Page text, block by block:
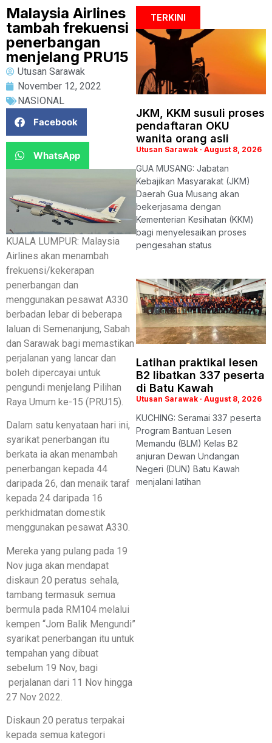
Malaysia Airlines
tambah frekuensi
penerbangan
menjelang PRU15
Utusan Sarawak
November 12, 2022
NASIONAL
Facebook
WhatsApp
KUALA LUMPUR: Malaysia
Airlines akan menambah
frekuensi/kekerapan
penerbangan dan
menggunakan pesawat A330
berbadan lebar di beberapa
laluan di Semenanjung, Sabah
dan Sarawak bagi memastikan
perjalanan yang lancar dan
boleh dipercayai untuk
pengundi menjelang Pilihan
Raya Umum ke-15 (PRU15).
Dalam satu kenyataan hari ini,
syarikat penerbangan itu
berkata ia akan menambah
penerbangan kepada 44
daripada 26, dan menaik taraf
kepada 24 daripada 16
perkhidmatan domestik
menggunakan pesawat A330.
Mereka yang pulang pada 19
Nov juga akan mendapat
diskaun 20 peratus sehala,
tambang termasuk semua
bermula pada RM104 melalui
kempen “Jom Balik Mengundi”
syarikat penerbangan itu untuk
tempahan yang dibuat
sebelum 19 Nov, bagi
perjalanan dari 11 Nov hingga
27 Nov 2022.
Diskaun 20 peratus terpakai
kepada semua kategori
TERKINI
JKM, KKM susuli proses
pendaftaran OKU
wanita orang asli
Utusan Sarawak August 8, 2026
GUA MUSANG: Jabatan
Kebajikan Masyarakat (JKM)
Daerah Gua Musang akan
bekerjasama dengan
Kementerian Kesihatan (KKM)
bagi menyelesaikan proses
pengesahan status
Latihan praktikal lesen
B2 libatkan 337 peserta
di Batu Kawah
Utusan Sarawak August 8, 2026
KUCHING: Seramai 337 peserta
Program Bantuan Lesen
Memandu (BLM) Kelas B2
anjuran Dewan Undangan
Negeri (DUN) Batu Kawah
menjalani latihan